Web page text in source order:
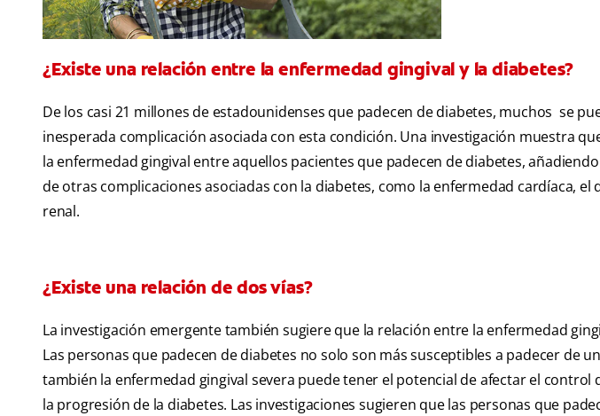
¿Existe una relación entre la enfermedad gingival y la diabetes?
De los casi 21 millones de estadounidenses que padecen de diabetes, muchos se
inesperada complicación asociada con esta condición. Una investigación muestra
la enfermedad gingival entre aquellos pacientes que padecen de diabetes,
de otras complicaciones asociadas con la diabetes, como la enfermedad cardíaca,
renal.
¿Existe una relación de dos vías?
La investigación emergente también sugiere que la relación entre la enfermedad
Las personas que padecen de diabetes no solo son más susceptibles a padecer de
también la enfermedad gingival severa puede tener el potencial de afectar el control
la progresión de la diabetes. Las investigaciones sugieren que las personas que